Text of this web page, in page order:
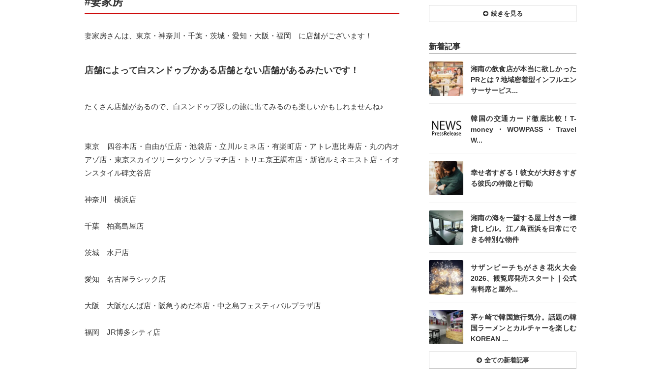
妻家房さんは、東京・神奈川・千葉・茨城・愛知・大阪・福岡 に店舗がございます！
店舗によって白スンドゥブかある店舗とない店舗があるみたいです！
たくさん店舗があるので、白スンドゥブ探しの旅に出てみるのも楽しいかもしれませんね♪
東京 四谷本店・自由が丘店・池袋店・立川ルミネ店・有楽町店・アトレ恵比寿店・丸の内オ
アゾ店・東京スカイツリータウン ソラマチ店・トリエ京王調布店・新宿ルミネエスト店・イオ
ンスタイル碑文谷店
神奈川 横浜店
千葉 柏高島屋店
茨城 水戸店
愛知 名古屋ラシック店
大阪 大阪なんば店・阪急うめだ本店・中之島フェスティバルプラザ店
福岡 JR博多シティ店
続きを見る
新着記事
湘南の飲食店が本当に欲しかった
PRとは？地域密着型インフルエン
サーサービス...
韓国の交通カード徹底比較！T-
money・WOWPASS・Travel
W...
幸せ者すぎる！彼女が大好きすぎ
る彼氏の特徴と行動
湘南の海を一望する屋上付き一棟
貸しビル。江ノ島西浜を日常にで
きる特別な物件
サザンビーチちがさき花火大会
2026、観覧席発売スタート｜公式
有料席と屋外...
茅ヶ崎で韓国旅行気分。話題の韓
国ラーメンとカルチャーを楽しむ
KOREAN ...
全ての新着記事